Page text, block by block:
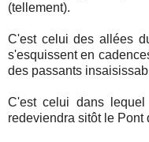
(tellement).
C'est celui des allées
s'esquissent en
des passants
C'est celui dans
redeviendra sitôt le Pont